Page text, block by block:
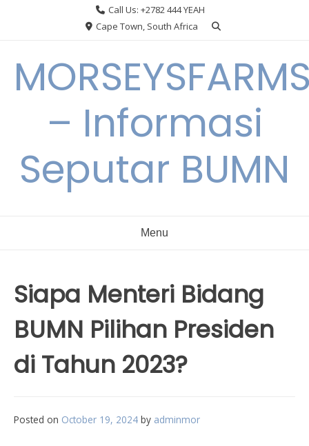
Call Us: +2782 444 YEAH
Cape Town, South Africa
– Informasi
Seputar BUMN
Menu
Siapa Menteri Bidang
BUMN Pilihan Presiden
di Tahun 2023?
Posted on October 19, 2024 by adminmor